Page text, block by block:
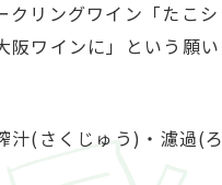
クリングワイン「たこシ
阪ワインに」という願い
汁(さくじゅう)・濾過(ろ